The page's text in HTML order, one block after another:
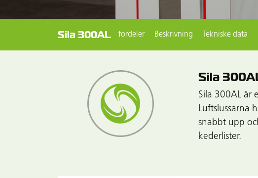
Sila 300AL fordeler Beskrivning Tekniske data
Sila
Sila 300AL är
Luftslussarna
snabbt upp
kederlister.